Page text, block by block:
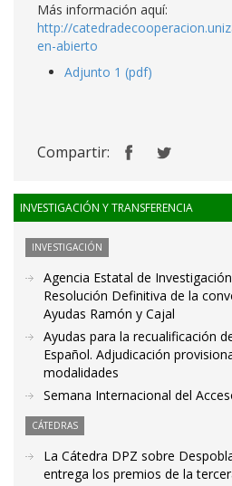
Más información aquí:
http://
en-abierto
Adjunto 1 (pdf)
Compartir:
INVESTIGACIÓN Y TRANSFERENCIA
INVESTIGACIÓN
Agencia Estatal de
Resolución Definitiva de la
Ayudas Ramón y Cajal
Ayudas para la recualificación
Español. Adjudicación
modalidades
Semana Internacional del
CÁTEDRAS
La Cátedra DPZ sobre
entrega los premios de la